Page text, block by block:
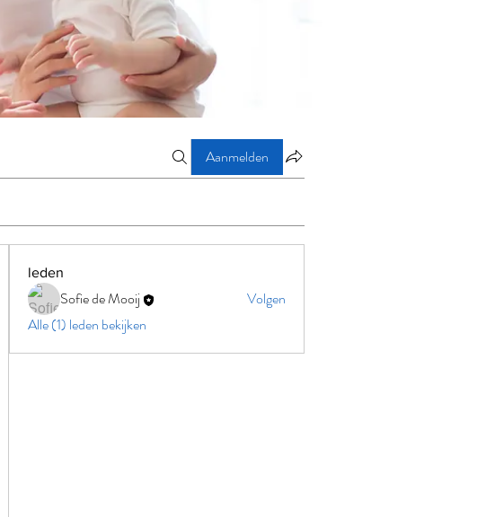
Aanmelden
leden
Sofie de Mooij
Volgen
Alle (1) leden bekijken